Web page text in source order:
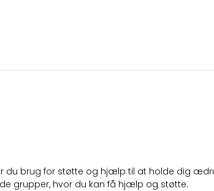
du brug for støtte og hjælp til at holde dig
grupper, hvor du kan få hjælp og støtte.